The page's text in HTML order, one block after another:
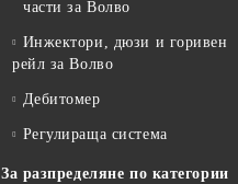
части за Волво
Инжектори, дюзи и горивен
рейл за Волво
Дебитомер
Регулираща система
За разпределяне по категории